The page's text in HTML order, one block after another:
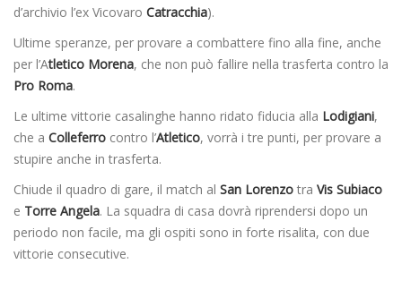
d’archivio l’ex Vicovaro Catracchia).
Ultime speranze, per provare a combattere fino alla fine, anche
per l’Atletico Morena, che non può fallire nella trasferta contro la
Pro Roma.
Le ultime vittorie casalinghe hanno ridato fiducia alla Lodigiani,
che a Colleferro contro l’Atletico, vorrà i tre punti, per provare a
stupire anche in trasferta.
Chiude il quadro di gare, il match al San Lorenzo tra Vis Subiaco
e Torre Angela. La squadra di casa dovrà riprendersi dopo un
periodo non facile, ma gli ospiti sono in forte risalita, con due
vittorie consecutive.